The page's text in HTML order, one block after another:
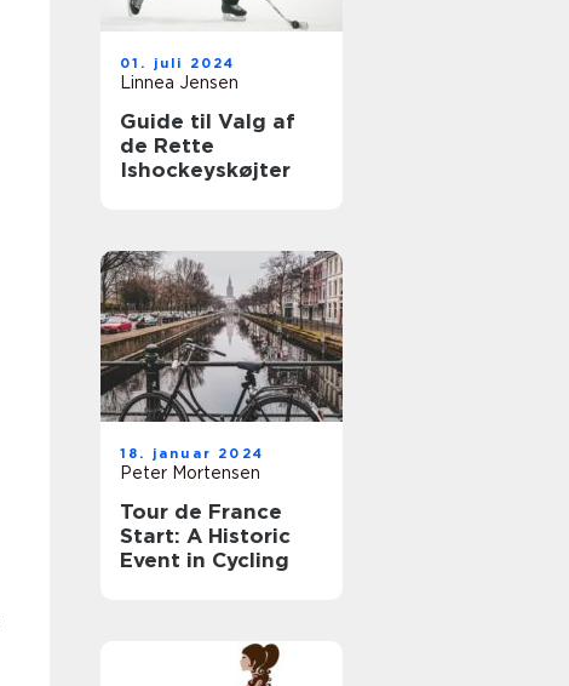
01. juli 2024
Linnea Jensen
Guide til Valg af
de Rette
Ishockeyskøjter
18. januar 2024
Peter Mortensen
Tour de France
Start: A Historic
Event in Cycling